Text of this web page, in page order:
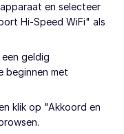
en selecteer
Hi-Speed WiFi" als
geldig
beginnen met
klik op "Akkoord en